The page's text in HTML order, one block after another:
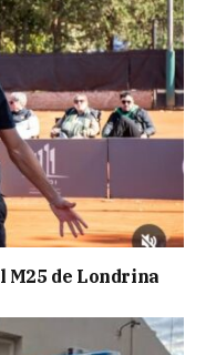
M25 de Londrina